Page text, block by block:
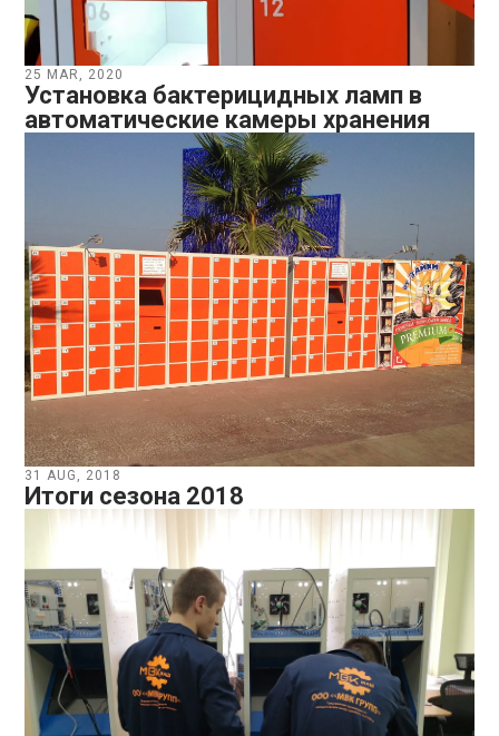
25 MAR, 2020
Установка бактерицидных ламп в
автоматические камеры хранения
31 AUG, 2018
Итоги сезона 2018